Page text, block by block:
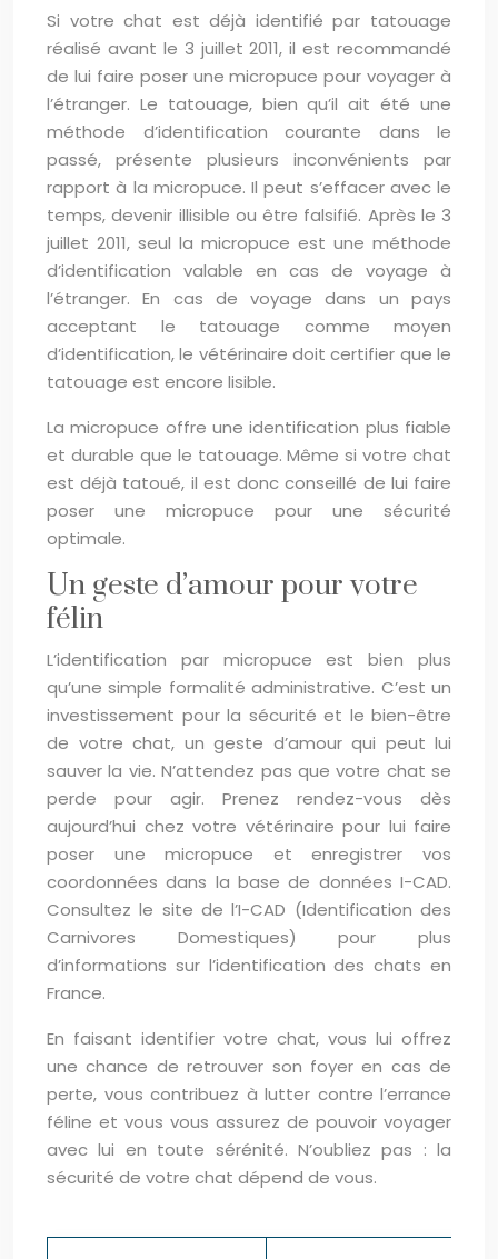
Si votre chat est déjà identifié par tatouage
réalisé avant le 3 juillet 2011, il est recommandé
de lui faire poser une micropuce pour voyager à
l’étranger. Le tatouage, bien qu’il ait été une
méthode d’identification courante dans le
passé, présente plusieurs inconvénients par
rapport à la micropuce. Il peut s’effacer avec le
temps, devenir illisible ou être falsifié. Après le 3
juillet 2011, seul la micropuce est une méthode
d’identification valable en cas de voyage à
l’étranger. En cas de voyage dans un pays
acceptant le tatouage comme moyen
d’identification, le vétérinaire doit certifier que le
tatouage est encore lisible.
La micropuce offre une identification plus fiable
et durable que le tatouage. Même si votre chat
est déjà tatoué, il est donc conseillé de lui faire
poser une micropuce pour une sécurité
optimale.
Un geste d’amour pour votre
félin
L’identification par micropuce est bien plus
qu’une simple formalité administrative. C’est un
investissement pour la sécurité et le bien-être
de votre chat, un geste d’amour qui peut lui
sauver la vie. N’attendez pas que votre chat se
perde pour agir. Prenez rendez-vous dès
aujourd’hui chez votre vétérinaire pour lui faire
poser une micropuce et enregistrer vos
coordonnées dans la base de données I-CAD.
Consultez le site de l’I-CAD (Identification des
Carnivores Domestiques) pour plus
d’informations sur l’identification des chats en
France.
En faisant identifier votre chat, vous lui offrez
une chance de retrouver son foyer en cas de
perte, vous contribuez à lutter contre l’errance
féline et vous vous assurez de pouvoir voyager
avec lui en toute sérénité. N’oubliez pas : la
sécurité de votre chat dépend de vous.